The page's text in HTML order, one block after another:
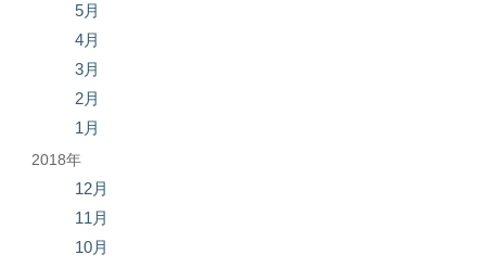
5月
4月
3月
2月
1月
2018年
12月
11月
10月